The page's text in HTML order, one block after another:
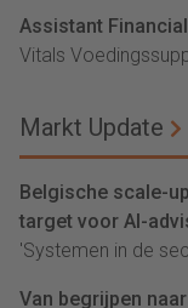
Assistant
Vitals
Markt Update
Belgische scale-
target voor AI-
'Systemen in de
Van begrijpen